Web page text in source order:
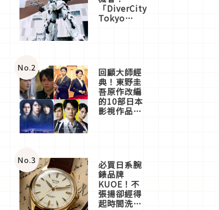
「DiverCity
Tokyo
體驗
No.2 回顧大師經
典！東野圭
吾原作改編
的10部日本
影視作品推
No.3 必買日系腕
錶品牌
KUOE！不
張揚卻經得
起時間洗鍊